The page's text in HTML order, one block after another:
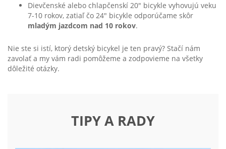
Dievčenské alebo chlapčenskí 20" bicykle vyhovujú veku
7-10 rokov, zatiaľ čo 24" bicykle odporúčame skôr
mladým jazdcom nad 10 rokov.
Nie ste si istí, ktorý detský bicykel je ten pravý? Stačí nám
zavolať a my vám radi pomôžeme a zodpovieme na všetky
dôležité otázky.
TIPY A RADY